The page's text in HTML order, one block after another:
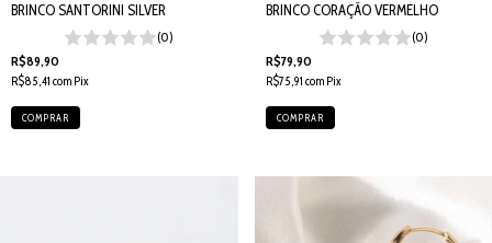
BRINCO SANTORINI SILVER
(0)
R$89,90
R$85,41 com Pix
BRINCO CORAÇÃO VERMELHO
(0)
R$79,90
R$75,91 com Pix